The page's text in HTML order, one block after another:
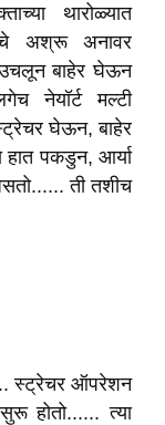
थारोळ्यात
अश्रू अनावर
उचलून बाहेर घेऊन
नेयॉर्ट मल्टी
घेऊन, बाहेर
हात पकडुन, आर्या
ती तशीच
स्ट्रेचर ऑपरेशन
होतो...... त्या